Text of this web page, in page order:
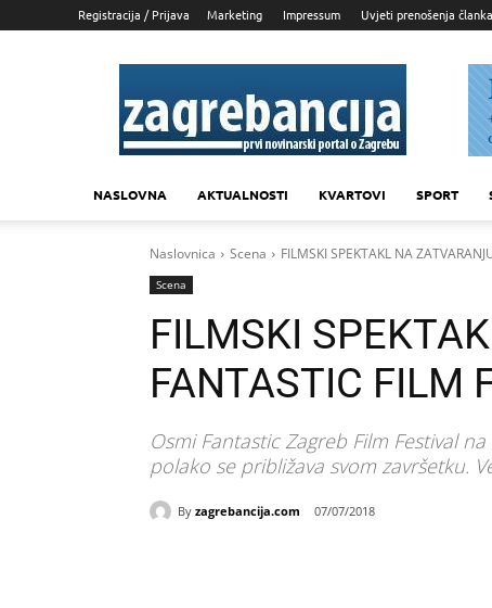
Registracija / Prijava Marketing Impressum Uvjeti prenošenja članka
Zagrebancija
NASLOVNA AKTUALNOSTI KVARTOVI SPORT
Naslovnica Scena FILMSKI SPEKTAKL NA
Scena
FILMSKI
FANTASTIC FILM
Osmi Fantastic Zagreb Film Festival
polako se približava svom završetku.
By zagrebancija.com 07/07/2018